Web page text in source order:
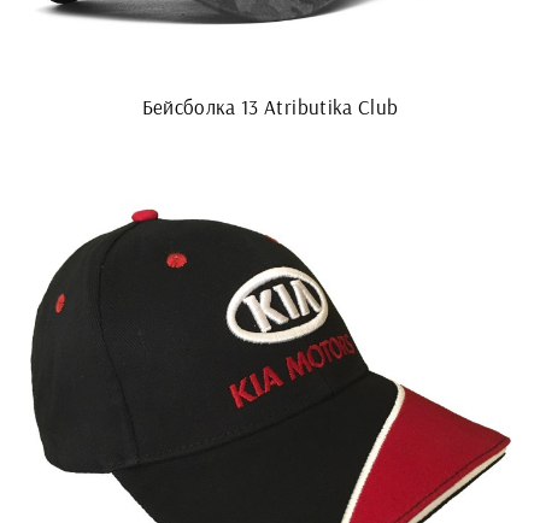
Бейсболка 13 Atributika Club